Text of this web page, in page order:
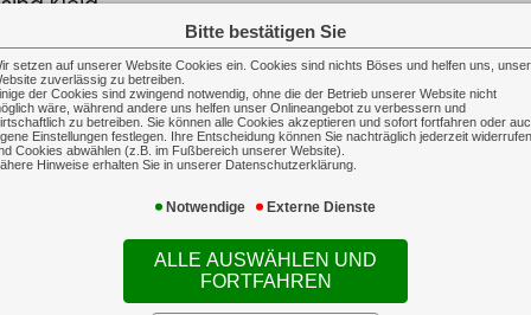
und
plant eine Reform der Fahrschulausbildung.
für...
Bitte bestätigen Sie
setzen auf unserer Website Cookies ein. Cookies sind nichts Böses und helfen uns,
zuverlässig zu betreiben.
der Cookies sind zwingend notwendig, ohne die der Betrieb unserer Website nicht
wäre, während andere uns helfen unser Onlineangebot zu verbessern und
zu betreiben. Sie können alle Cookies akzeptieren und sofort fortfahren oder
Einstellungen festlegen. Ihre Entscheidung können Sie nachträglich jederzeit widerrufen
Cookies abwählen (z.B. im Fußbereich unserer Website).
Hinweise erhalten Sie in unserer Datenschutzerklärung.
Notwendige Externe Dienste
ALLE AUSWÄHLEN UND
FORTFAHREN
verlieren
Großbetrieben steigt,
weniger Nachwuchs
Die
bei